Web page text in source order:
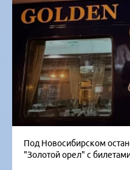
Под Новосибирском
"Золотой орел" с